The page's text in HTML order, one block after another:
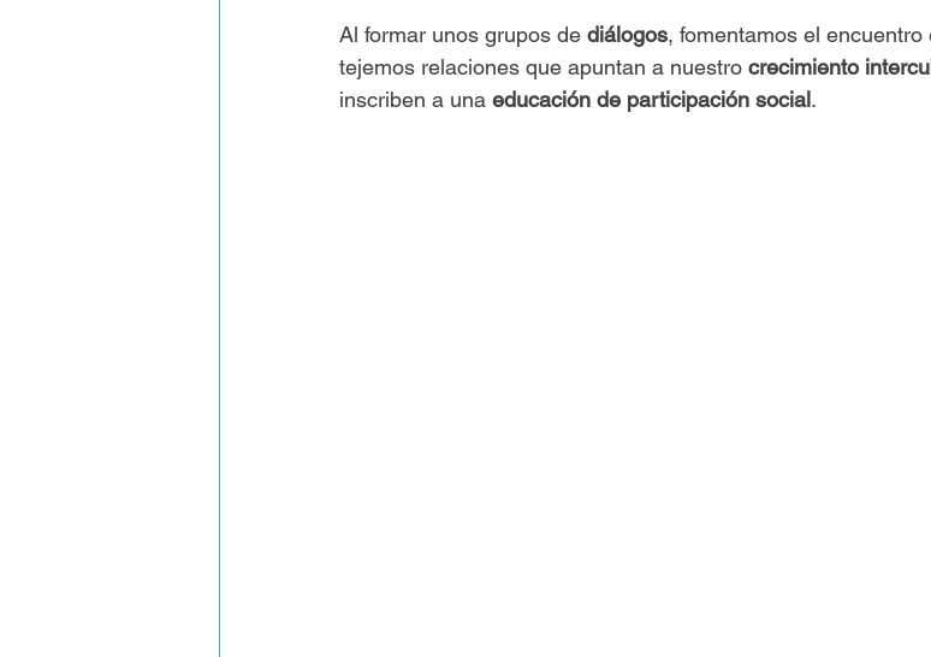
Al formar unos grupos de diálogos, fomentamos el
tejemos relaciones que apuntan a nuestro crecimiento
inscriben a una educación de participación social.